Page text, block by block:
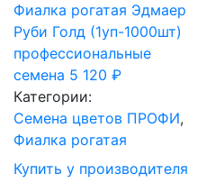
Фиалка рогатая Эдмаер
Руби Голд (1уп-1000шт)
профессиональные
семена 5 120 ₽
Категории:
Cемена цветов ПРОФИ,
Фиалка рогатая
Купить у производителя